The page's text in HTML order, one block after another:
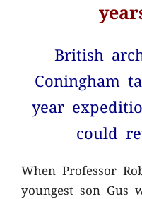
British
Coningham
year
could
When Professor
youngest son Gus